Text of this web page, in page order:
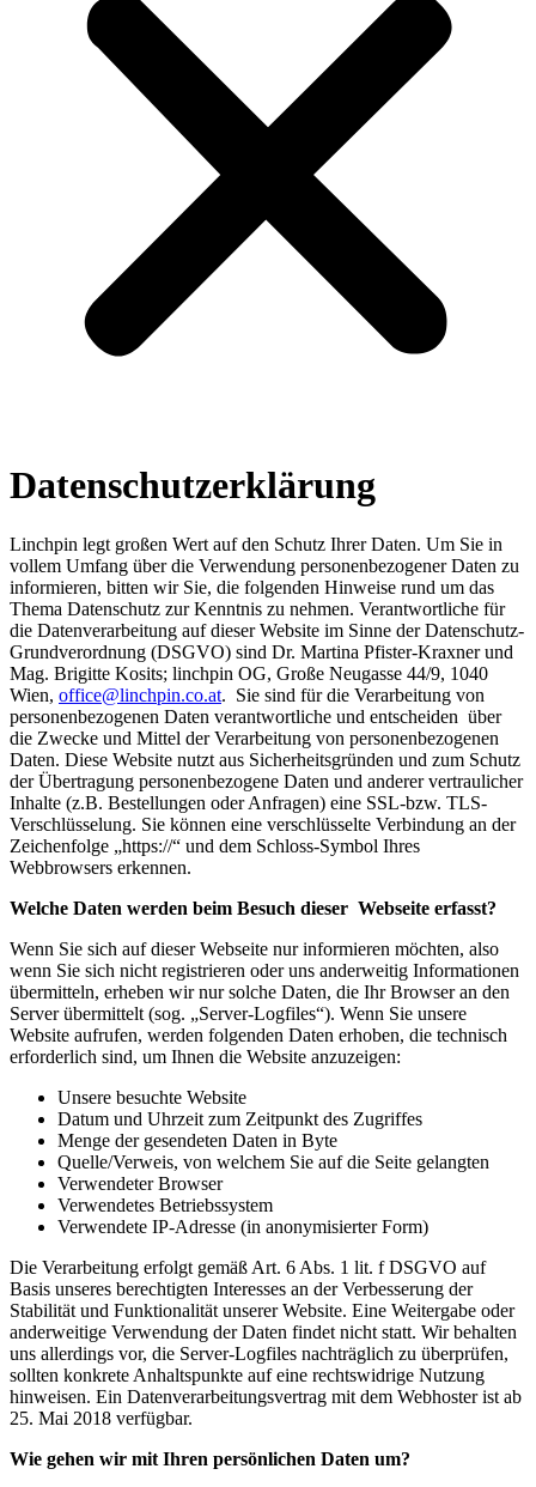
Datenschutzerklärung
Linchpin legt großen Wert auf den Schutz Ihrer Daten. Um Sie in
vollem Umfang über die Verwendung personenbezogener Daten zu
informieren, bitten wir Sie, die folgenden Hinweise rund um das
Thema Datenschutz zur Kenntnis zu nehmen. Verantwortliche für
die Datenverarbeitung auf dieser Website im Sinne der Datenschutz-
Grundverordnung (DSGVO) sind Dr. Martina Pfister-Kraxner und
Mag. Brigitte Kosits; linchpin OG, Große Neugasse 44/9, 1040
Wien, office@linchpin.co.at. Sie sind für die Verarbeitung von
personenbezogenen Daten verantwortliche und entscheiden über
die Zwecke und Mittel der Verarbeitung von personenbezogenen
Daten. Diese Website nutzt aus Sicherheitsgründen und zum Schutz
der Übertragung personenbezogene Daten und anderer vertraulicher
Inhalte (z.B. Bestellungen oder Anfragen) eine SSL-bzw. TLS-
Verschlüsselung. Sie können eine verschlüsselte Verbindung an der
Zeichenfolge „https://“ und dem Schloss-Symbol Ihres
Webbrowsers erkennen.
Welche Daten werden beim Besuch dieser Webseite erfasst?
Wenn Sie sich auf dieser Webseite nur informieren möchten, also
wenn Sie sich nicht registrieren oder uns anderweitig Informationen
übermitteln, erheben wir nur solche Daten, die Ihr Browser an den
Server übermittelt (sog. „Server-Logfiles“). Wenn Sie unsere
Website aufrufen, werden folgenden Daten erhoben, die technisch
erforderlich sind, um Ihnen die Website anzuzeigen:
Unsere besuchte Website
Datum und Uhrzeit zum Zeitpunkt des Zugriffes
Menge der gesendeten Daten in Byte
Quelle/Verweis, von welchem Sie auf die Seite gelangten
Verwendeter Browser
Verwendetes Betriebssystem
Verwendete IP-Adresse (in anonymisierter Form)
Die Verarbeitung erfolgt gemäß Art. 6 Abs. 1 lit. f DSGVO auf
Basis unseres berechtigten Interesses an der Verbesserung der
Stabilität und Funktionalität unserer Website. Eine Weitergabe oder
anderweitige Verwendung der Daten findet nicht statt. Wir behalten
uns allerdings vor, die Server-Logfiles nachträglich zu überprüfen,
sollten konkrete Anhaltspunkte auf eine rechtswidrige Nutzung
hinweisen. Ein Datenverarbeitungsvertrag mit dem Webhoster ist ab
25. Mai 2018 verfügbar.
Wie gehen wir mit Ihren persönlichen Daten um?